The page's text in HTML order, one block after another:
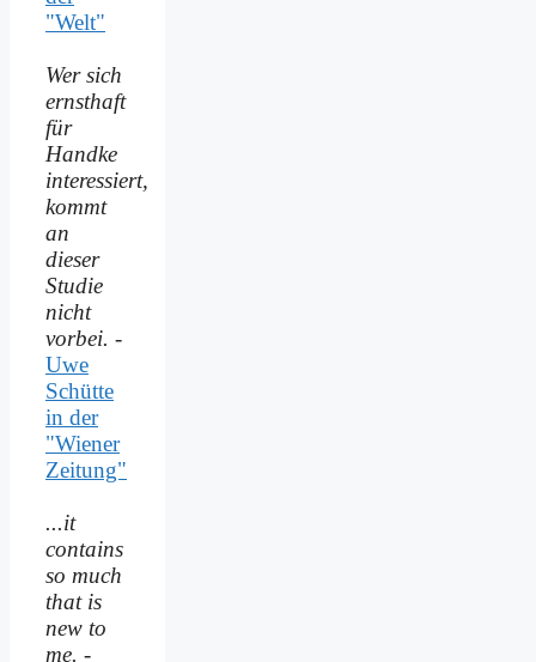
"Welt"
Wer sich
ernsthaft
für
Handke
interessiert,
kommt
an
dieser
Studie
nicht
vorbei. -
Uwe
Schütte
in der
"Wiener
Zeitung"
...it
contains
so much
that is
new to
me. -